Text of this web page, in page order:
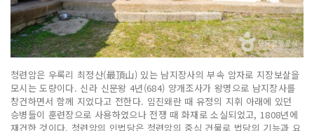
청련암은 우록리 최정산(最頂山) 있는 남지장사의 부속 암자로 지장보살을
모시는 도량이다. 신라 신문왕 4년(684) 양개조사가 왕명으로 남지장사를
창건하면서 함께 지었다고 전한다. 임진왜란 때 유정의 지휘 아래에 있던
승병들이 훈련장으로 사용하였으나 전쟁 때 화재로 소실되었고, 1808년에
재건한 것이다. 청련암의 인법당은 청련암의 중심 건물로 법당의 기능과 요